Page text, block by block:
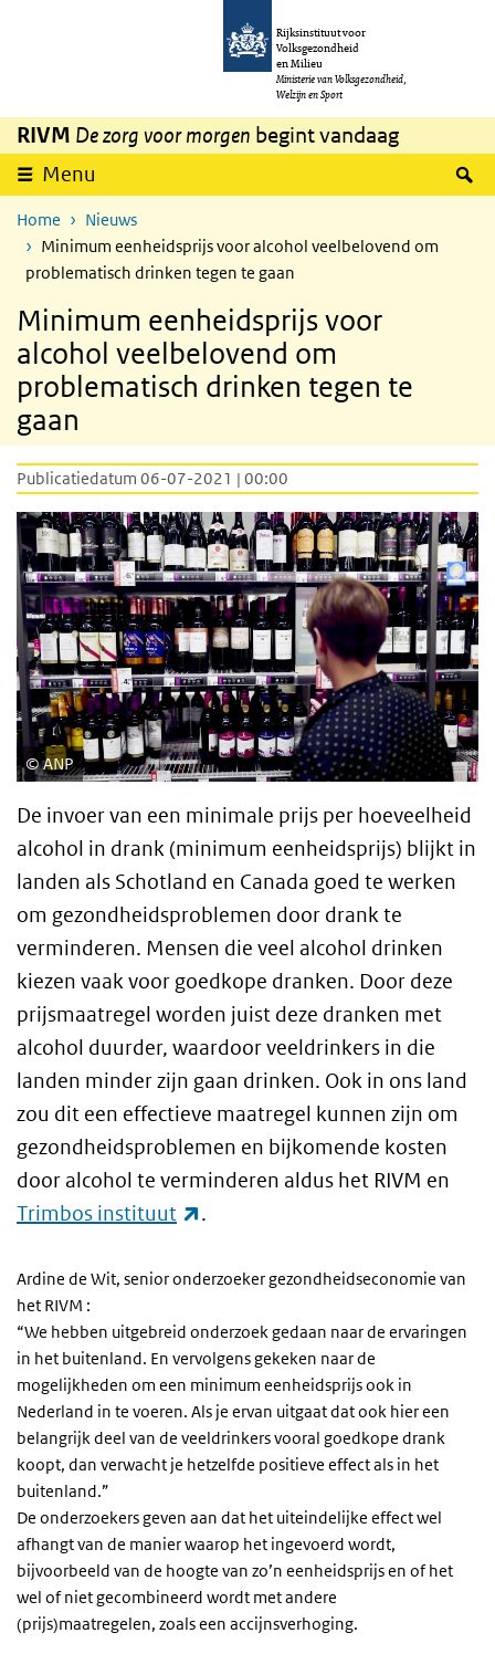
Overslaan en naar de inhoud gaan
Rijksinstituut voor
Volksgezondheid
en Milieu
Ministerie van Volksgezondheid,
Welzijn en Sport
RIVM De zorg voor morgen begint vandaag
Menu
Home
Nieuws
Minimum eenheidsprijs voor alcohol veelbelovend om
problematisch drinken tegen te gaan
Minimum eenheidsprijs voor
alcohol veelbelovend om
problematisch drinken tegen te
gaan
Publicatiedatum 06-07-2021 | 00:00
ANP
De invoer van een minimale prijs per hoeveelheid
alcohol in drank (minimum eenheidsprijs) blijkt in
landen als Schotland en Canada goed te werken
om gezondheidsproblemen door drank te
verminderen. Mensen die veel alcohol drinken
kiezen vaak voor goedkope dranken. Door deze
prijsmaatregel worden juist deze dranken met
alcohol duurder, waardoor veeldrinkers in die
landen minder zijn gaan drinken. Ook in ons land
zou dit een effectieve maatregel kunnen zijn om
gezondheidsproblemen en bijkomende kosten
door alcohol te verminderen aldus het RIVM en
Trimbos instituut (externe link)
.
Ardine de Wit, senior onderzoeker gezondheidseconomie van
het RIVM :
“We hebben uitgebreid onderzoek gedaan naar de ervaringen
in het buitenland. En vervolgens gekeken naar de
mogelijkheden om een minimum eenheidsprijs ook in
Nederland in te voeren. Als je ervan uitgaat dat ook hier een
belangrijk deel van de veeldrinkers vooral goedkope drank
koopt, dan verwacht je hetzelfde positieve effect als in het
buitenland.”
De onderzoekers geven aan dat het uiteindelijke effect wel
afhangt van de manier waarop het ingevoerd wordt,
bijvoorbeeld van de hoogte van zo’n eenheidsprijs en of het
wel of niet gecombineerd wordt met andere
(prijs)maatregelen, zoals een accijnsverhoging.